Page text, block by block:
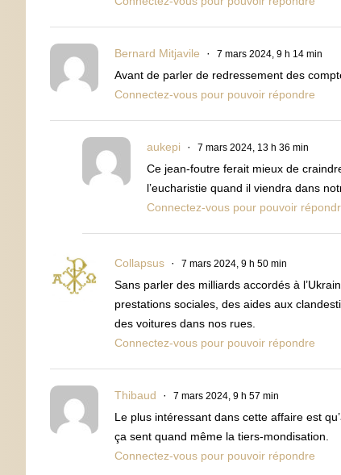
Bernard Mitjavile 7 mars 2024, 9 h 14 min
Avant de parler de redressement des
Connectez-vous pour pouvoir répondre
aukepi 7 mars 2024, 13 h 36 min
Ce jean-foutre ferait mieux de
l’eucharistie quand il viendra dans
Connectez-vous pour pouvoir
Collapsus 7 mars 2024, 9 h 50 min
Sans parler des milliards accordés à
prestations sociales, des aides aux
des voitures dans nos rues.
Connectez-vous pour pouvoir répondre
Thibaud 7 mars 2024, 9 h 57 min
Le plus intéressant dans cette affaire est
ça sent quand même la tiers-mondisation.
Connectez-vous pour pouvoir répondre